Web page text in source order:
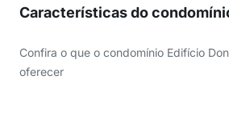
Características do
Confira o que o condomínio Edifício
oferecer